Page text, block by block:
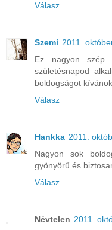
Válasz
Szemi 2011.
Ez nagyon
születésnapod
boldogságot
Válasz
Hankka 2011.
Nagyon sok
gyönyörű és
Válasz
Névtelen 2011.